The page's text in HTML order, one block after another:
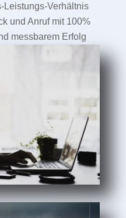
Leistungs-Verhältnis
und Anruf mit 100%
messbarem Erfolg